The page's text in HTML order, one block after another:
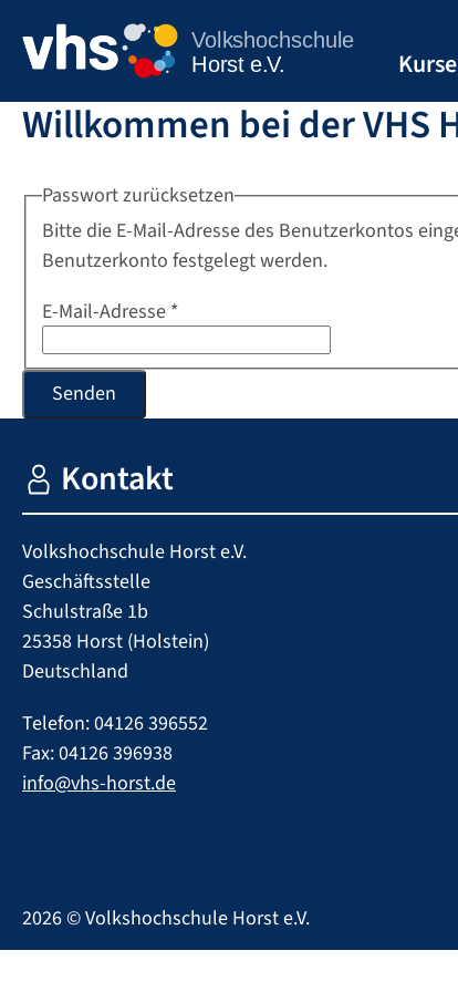
Willkommen bei der VHS
Passwort zurücksetzen
Bitte die E-Mail-Adresse des Benutzerkontos
Benutzerkonto festgelegt werden.
E-Mail-Adresse*
Senden
Kontakt
Volkshochschule Horst e.V.
Geschäftsstelle
Schulstraße 1b
25358 Horst (Holstein)
Deutschland
Telefon: 04126 396552
Fax: 04126 396938
info@vhs-horst.de
2026 ©Volkshochschule Horst e.V.